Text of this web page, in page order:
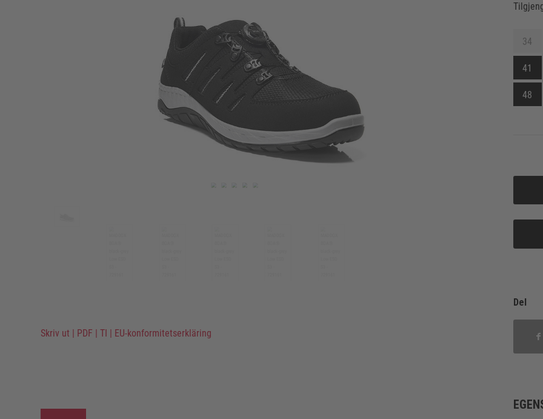
Skriv ut | PDF | TI | EU-konformitetserkläring
34
41
48
Del